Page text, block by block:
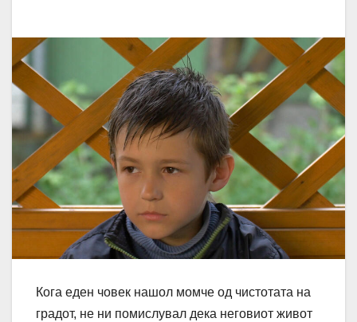
Кога еден човек нашол момче од чистотата на
градот, не ни помислувал дека неговиот живот